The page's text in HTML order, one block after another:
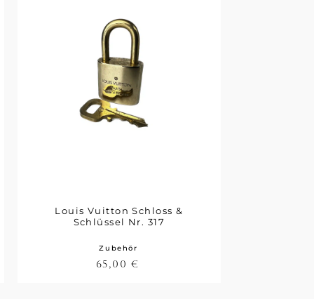
Zubehör
Louis Vuitton Schloss &
Schlüssel Nr. 317
65,00 €